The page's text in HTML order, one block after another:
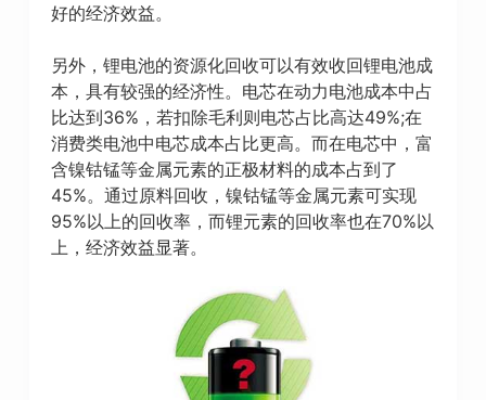
好的经济效益。
另外，锂电池的资源化回收可以有效收回锂电池成
本，具有较强的经济性。电芯在动力电池成本中占
比达到36%，若扣除毛利则电芯占比高达49%;在
消费类电池中电芯成本占比更高。而在电芯中，富
含镍钴锰等金属元素的正极材料的成本占到了
45%。通过原料回收，镍钴锰等金属元素可实现
95%以上的回收率，而锂元素的回收率也在70%以
上，经济效益显著。